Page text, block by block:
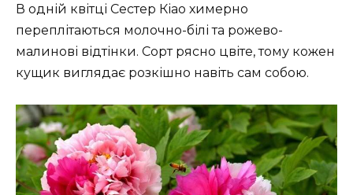
В одній квітці Сестер Кіао химерно
переплітаються молочно-білі та рожево-
малинові відтінки. Сорт рясно цвіте, тому кожен
кущик виглядає розкішно навіть сам собою.